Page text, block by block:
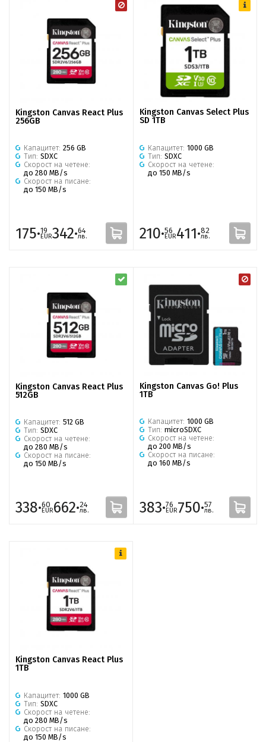
Kingston Canvas React Plus
256GB
Капацитет: 256 GB
Тип: SDXC
Скорост на четене:
до 280 MB/s
Скорост на писане:
до 150 MB/s
175·19
EUR342·64
лв.
Kingston Canvas Select Plus
SD 1TB
Капацитет: 1000 GB
Тип: SDXC
Скорост на четене:
до 150 MB/s
210·56
EUR411·82
лв.
Kingston Canvas React Plus
512GB
Капацитет: 512 GB
Тип: SDXC
Скорост на четене:
до 280 MB/s
Скорост на писане:
до 150 MB/s
338·60
EUR662·24
лв.
Kingston Canvas Go! Plus
1TB
Капацитет: 1000 GB
Тип: microSDXC
Скорост на четене:
до 200 MB/s
Скорост на писане:
до 160 MB/s
383·76
EUR750·57
лв.
Kingston Canvas React Plus
1TB
Капацитет: 1000 GB
Тип: SDXC
Скорост на четене:
до 280 MB/s
Скорост на писане:
до 150 MB/s